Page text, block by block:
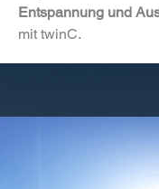
Entspannung und
mit twinC.